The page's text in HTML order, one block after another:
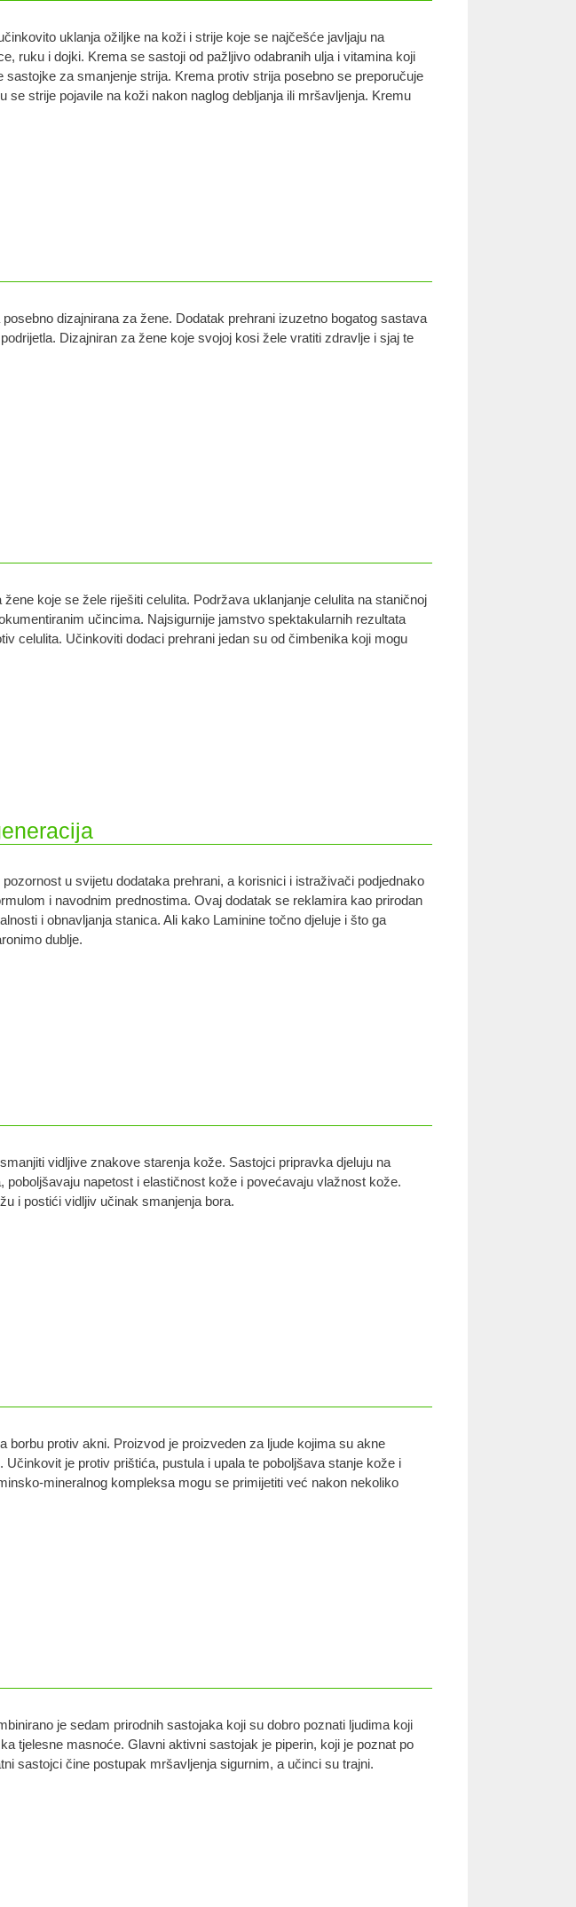
uklanja ožiljke na koži i strije koje se najčešće javljaju na
ruku i dojki. Krema se sastoji od pažljivo odabranih ulja i vitamina koji
sastojke za smanjenje strija. Krema protiv strija posebno se preporučuje
se strije pojavile na koži nakon naglog debljanja ili mršavljenja. Kremu
dizajnirana za žene. Dodatak prehrani izuzetno bogatog sastava
Dizajniran za žene koje svojoj kosi žele vratiti zdravlje i sjaj te
koje se žele riješiti celulita. Podržava uklanjanje celulita na staničnoj
učincima. Najsigurnije jamstvo spektakularnih rezultata
celulita. Učinkoviti dodaci prehrani jedan su od čimbenika koji mogu
u svijetu dodataka prehrani, a korisnici i istraživači podjednako
i navodnim prednostima. Ovaj dodatak se reklamira kao prirodan
i obnavljanja stanica. Ali kako Laminine točno djeluje i što ga
dublje.
vidljive znakove starenja kože. Sastojci pripravka djeluju na
poboljšavaju napetost i elastičnost kože i povećavaju vlažnost kože.
i postići vidljiv učinak smanjenja bora.
borbu protiv akni. Proizvod je proizveden za ljude kojima su akne
je protiv prištića, pustula i upala te poboljšava stanje kože i
mineralnog kompleksa mogu se primijetiti već nakon nekoliko
je sedam prirodnih sastojaka koji su dobro poznati ljudima koji
tjelesne masnoće. Glavni aktivni sastojak je piperin, koji je poznat po
sastojci čine postupak mršavljenja sigurnim, a učinci su trajni.